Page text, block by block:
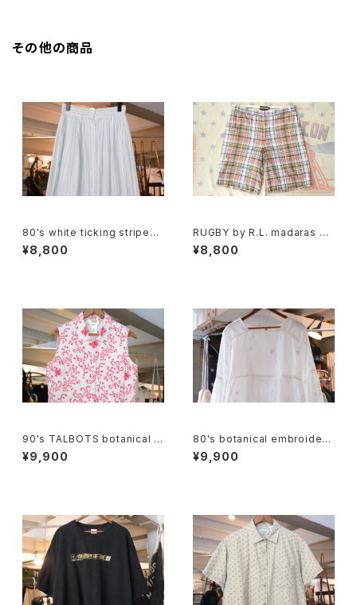
その他の商品
80's white ticking striped
cotton flared Skirt
¥8,800
RUGBY by R.L. madaras pl
aid cotton Shorts
¥8,800
90's TALBOTS botanical s
croll printed Irish linen sle
eveless Shirt
¥9,900
80's botanical embroidere
d Indian cotton pullover Bl
ouse
¥9,900